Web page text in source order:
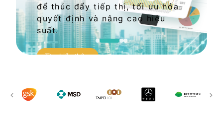
tiếp thị dữ liệu
Thị trường dữ liệu
Ln{360°}
trung tâm dữ liệu
Trường Hợp Khách Hàng
Báo Cáo & Sách Trắng
Sự Kiện & Hội Thảo Trực Tuyến
繁體中文
English
để thúc đẩy tiếp thị, tối ưu hóa
quyết định và nâng cao hiệu
suất.
Tìm hiểu thêm